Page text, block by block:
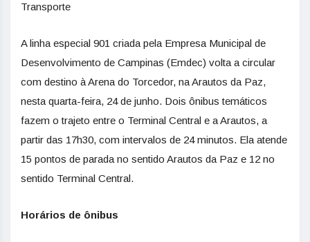
Transporte
A linha especial 901 criada pela Empresa Municipal de
Desenvolvimento de Campinas (Emdec) volta a circular
com destino à Arena do Torcedor, na Arautos da Paz,
nesta quarta-feira, 24 de junho. Dois ônibus temáticos
fazem o trajeto entre o Terminal Central e a Arautos, a
partir das 17h30, com intervalos de 24 minutos. Ela atende
15 pontos de parada no sentido Arautos da Paz e 12 no
sentido Terminal Central.
Horários de ônibus